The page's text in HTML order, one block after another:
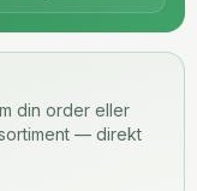
din order eller
— direkt